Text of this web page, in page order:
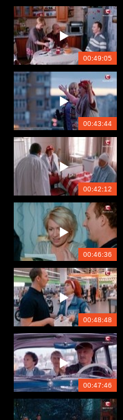
00:49:05
00:43:44
00:42:12
00:46:36
00:48:48
00:47:46